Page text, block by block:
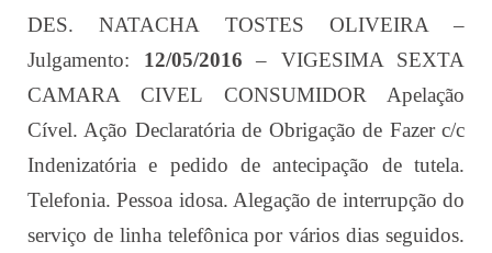
DES. NATACHA TOSTES OLIVEIRA –
Julgamento: 12/05/2016 – VIGESIMA SEXTA
CAMARA CIVEL CONSUMIDOR Apelação
Cível. Ação Declaratória de Obrigação de Fazer c/c
Indenizatória e pedido de antecipação de tutela.
Telefonia. Pessoa idosa. Alegação de interrupção do
serviço de linha telefônica por vários dias seguidos.